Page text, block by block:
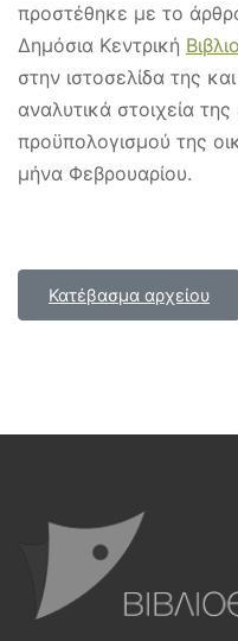
προστέθηκε με το
Δημόσια Κεντρική
στην ιστοσελίδα της
αναλυτικά στοιχεία
προϋπολογισμού της
μήνα Φεβρουαρίου.
Κατέβασμα αρχείου